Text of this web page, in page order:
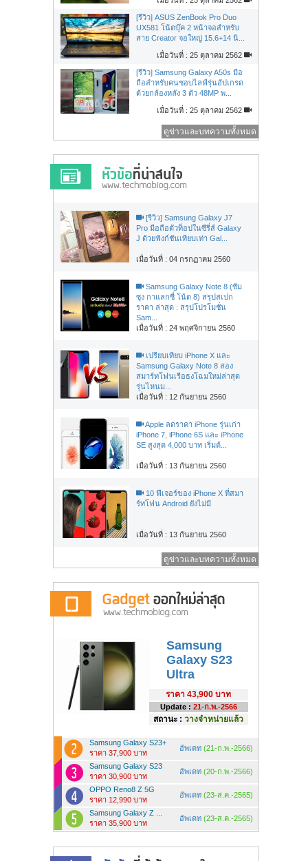
[รีวิว] ASUS ZenBook Pro Duo
UX581 โน้ตบุ๊ค 2 หน้าจอสำหรับ
สาย Creator จอใหญ่ 15.6+14 นิ...
เมื่อวันที่ : 25 ตุลาคม 2562
[รีวิว] Samsung Galaxy A50s มือ
ถือสำหรับคนชอบไลฟ์รุ่นอัปเกรด
ด้วยกล้องหลัง 3 ตัว 48MP พ...
เมื่อวันที่ : 25 ตุลาคม 2562
ดูข่าวและบทความทั้งหมด
[รีวิว] Samsung Galaxy J7
Pro มือถือตัวท็อปในซีรี่ส์ Galaxy
J ด้วยฟังก์ชันเทียบเท่า Gal...
เมื่อวันที่ : 04 กรกฏาคม 2560
Samsung Galaxy Note 8 (ซัม
ซุง กาแลกซี่ โน้ต 8) สรุปสเปก
ราคา ล่าสุด : สรุปโปรโมชั่น
Sam...
เมื่อวันที่ : 24 พฤศจิกายน 2560
เปรียบเทียบ iPhone X และ
Samsung Galaxy Note 8 สอง
สมาร์ทโฟนเรือธงโฉมใหม่ล่าสุด
รุ่นไหนม...
เมื่อวันที่ : 12 กันยายน 2560
Apple ลดราคา iPhone รุ่นเก่า
iPhone 7, iPhone 6S และ iPhone
SE สูงสุด 4,000 บาท เริ่มต้...
เมื่อวันที่ : 13 กันยายน 2560
10 ฟีเจอร์ของ iPhone X ที่สมา
ร์ทโฟน Android ยังไม่มี
เมื่อวันที่ : 13 กันยายน 2560
ดูข่าวและบทความทั้งหมด
Samsung
Galaxy S23
Ultra
ราคา 43,900 บาท
Update : 21-ก.พ.-2566
สถานะ : วางจำหน่ายแล้ว
Samsung Galaxy S23+
ราคา 37,900 บาท
อัพเดท (21-ก.พ.-2566)
Samsung Galaxy S23
ราคา 30,900 บาท
อัพเดท (20-ก.พ.-2566)
OPPO Reno8 Z 5G
ราคา 12,990 บาท
อัพเดท (23-ส.ค.-2565)
Samsung Galaxy Z ...
ราคา 35,900 บาท
อัพเดท (23-ส.ค.-2565)